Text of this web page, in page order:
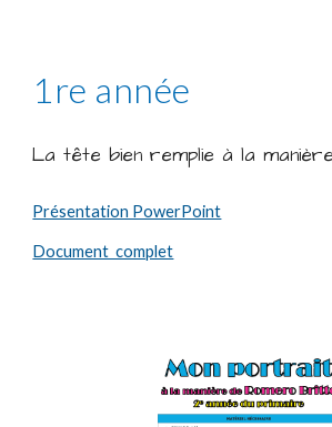
1re année
La tête bien remplie à la
Présentation PowerPoint
Document complet